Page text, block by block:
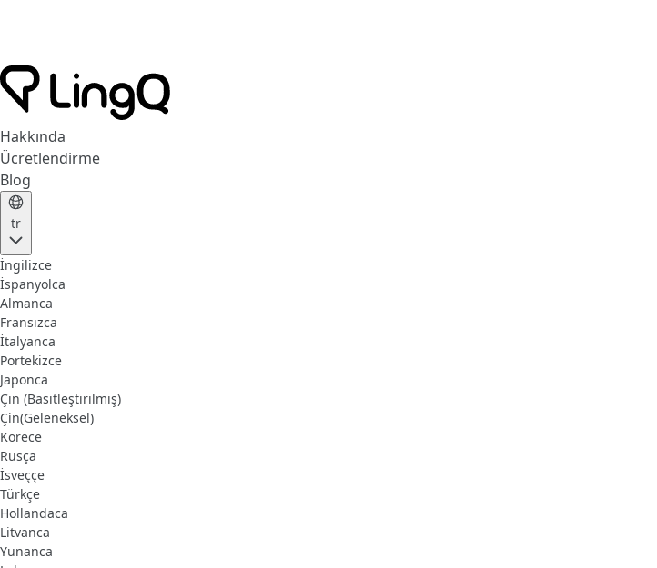
Hakkında
Ücretlendirme
Blog
tr
İngilizce
İspanyolca
Almanca
Fransızca
İtalyanca
Portekizce
Japonca
Çin (Basitleştirilmiş)
Çin(Geleneksel)
Korece
Rusça
İsveççe
Türkçe
Hollandaca
Litvanca
Yunanca